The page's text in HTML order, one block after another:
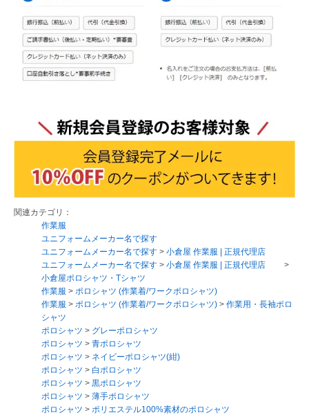
関連カテゴリ：
作業服
ユニフォームメーカー名で探す
ユニフォームメーカー名で探す > 小倉屋 作業服 | 正規代理店
ユニフォームメーカー名で探す > 小倉屋 作業服 | 正規代理店
>
小倉屋ポロシャツ・Tシャツ
作業服 > ポロシャツ (作業着/ワークポロシャツ)
作業服 > ポロシャツ (作業着/ワークポロシャツ) > 作業用・長袖ポロ
シャツ
ポロシャツ > グレーポロシャツ
ポロシャツ > 青ポロシャツ
ポロシャツ > ネイビーポロシャツ(紺)
ポロシャツ > 白ポロシャツ
ポロシャツ > 黒ポロシャツ
ポロシャツ > 薄手ポロシャツ
ポロシャツ > ポリエステル100%素材のポロシャツ